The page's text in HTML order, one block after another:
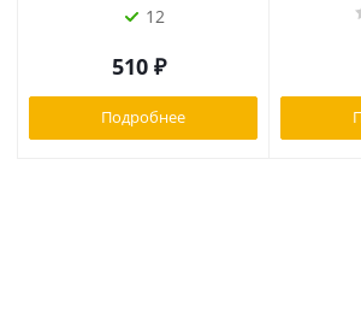
12
510 ₽
Подробнее